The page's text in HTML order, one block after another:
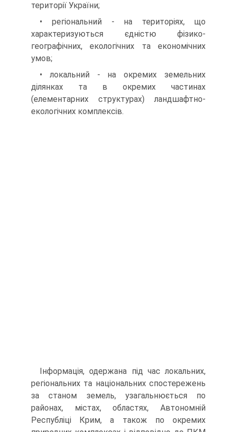
території України;
• регіональний - на територіях, що
характеризуються єдністю фізико-
географічних, екологічних та економічних
умов;
• локальний - на окремих земельних
ділянках та в окремих частинах
(елементарних структурах) ландшафтно-
екологічних комплексів.
Інформація, одержана під час локальних,
регіональних та національних спостережень
за станом земель, узагальнюється по
районах, містах, областях, Автономній
Республіці Крим, а також по окремих